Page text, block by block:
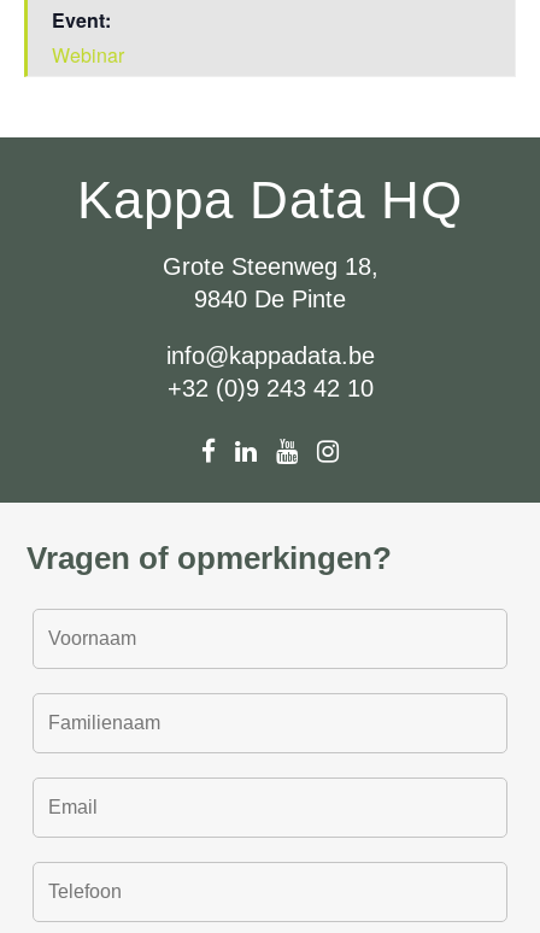
Event:
Webinar
Kappa Data HQ
Grote Steenweg 18,
9840 De Pinte
info@kappadata.be
+32 (0)9 243 42 10
Vragen of opmerkingen?